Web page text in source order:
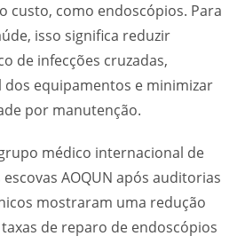
custo, como endoscópios. Para
isso significa reduzir
de infecções cruzadas,
equipamentos e minimizar
por manutenção.
médico internacional de
AOQUN após auditorias
mostraram uma redução
de reparo de endoscópios